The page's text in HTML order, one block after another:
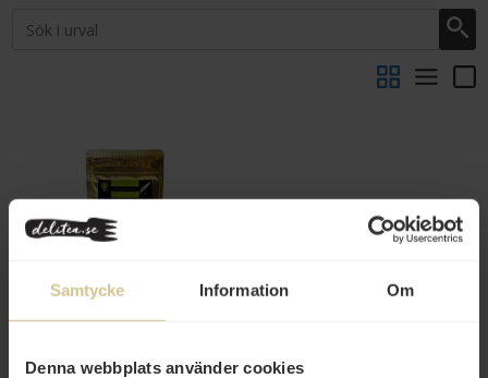
Samtycke Information Om
Denna webbplats använder cookies
103 kr
Kinjirushi Wasabi Salt 50g